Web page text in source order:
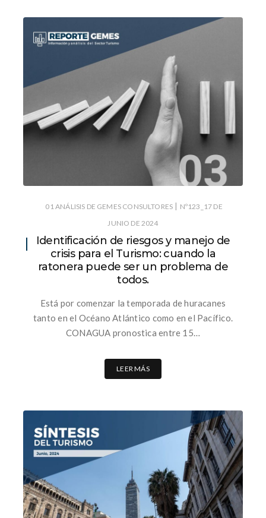
01 ANÁLISIS DE GEMES CONSULTORES | Nº123_17 DE
JUNIO DE 2024
Identificación de riesgos y manejo de
crisis para el Turismo: cuando la
ratonera puede ser un problema de
todos.
Está por comenzar la temporada de huracanes
tanto en el Océano Atlántico como en el Pacífico.
CONAGUA pronostica entre 15…
LEER MÁS